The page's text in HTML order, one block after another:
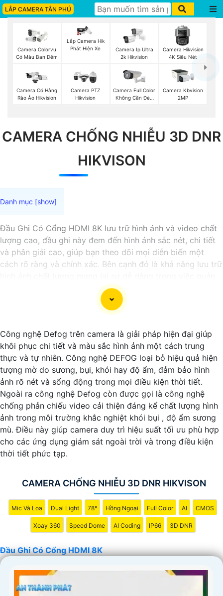
LẮP CAMERA TÂN PHÚ
Camera Colorvu
Có Màu Ban Đêm
Lắp Camera Hik
Phát Hiện Xe
Camera Ip Ultra
2k Hikvision
Camera Hikvision
4K Siêu Nét
Camera Có Hàng
Rào Ảo Hikvision
Camera PTZ
Hikvision
Camera Full Color
Không Cần Đèn
Camera Kbvision
2MP
CAMERA CHỐNG NHIỄU 3D DNR
HIKVISON
Đầu Ghi Có Cổng HDMI 8K lưu trữ hình ảnh và video chất
lượng cao, đầu ghi này đem đến hình ảnh sắc nét, chi tiết
và phân giải cao, giúp bạn theo dõi mọi diễn biến một
cách rõ ràng và chính xác. Bên cạnh đó là khả năng lưu trữ
'
Công nghệ Defog trên camera là giải pháp hiện đại giúp
khôi phục chi tiết và màu sắc hình ảnh một cách trung
thực và tự nhiên. Công nghệ DEFOG loại bỏ hiệu quả hiện
tượng mờ do sương, bụi, khói hay độ ẩm, đảm bảo hình
ảnh rõ nét và sống động trong mọi điều kiện thời tiết.
Ngoài ra công nghệ Defog còn được gọi là công nghệ
chống phản chiếu video cải thiện đáng kể chất lượng hình
ảnh trong môi trường khắc nghiệt khói bụi , độ ẩm sương
mù. Điều này giúp camera duy trì hiệu suất tối ưu phù hợp
cho các ứng dụng giám sát ngoài trời và trong điều kiện
thời tiết phức tạp.
CAMERA CHỐNG NHIỄU 3D DNR HIKVISON
Mic Và Loa Dual Light 78° Hồng Ngoại Full Color AI CMOS
Xoay 360 Speed Dome AI Coding IP66 3D DNR
Đầu Ghi Có Cổng HDMI 8K